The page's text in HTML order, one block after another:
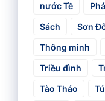
nước Tề
Sách
Sơn
Thông minh
Triều đình
Tào Tháo